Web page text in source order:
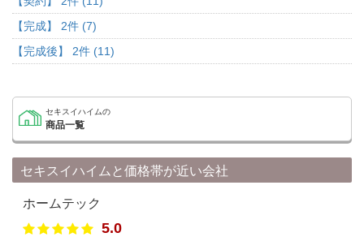
【完成】 2件 (7)
【完成後】 2件 (11)
セキスイハイムの
商品一覧
セキスイハイムと価格帯が近い会社
ホームテック
5.0